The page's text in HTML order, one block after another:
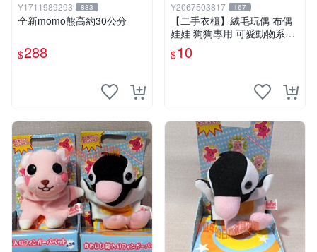
Y1711989293 883
全新momo熊高約30公分
$288
Y2067503817 167
【二手衣櫃】絨毛玩偶 布偶
娃娃 狗狗專用 可愛動物系列
耐咬耐磨玩具 玩偶 粉紅熊寵
物玩具 1120929
$10